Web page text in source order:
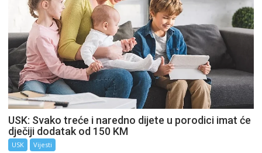
USK: Svako treće i naredno dijete u porodici imat će
dječiji dodatak od 150 KM
USK Vijesti